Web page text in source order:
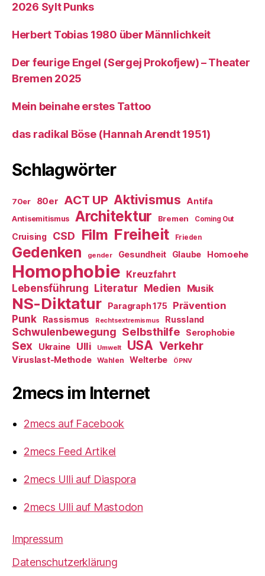
2026 Sylt Punks
Herbert Tobias 1980 über Männlichkeit
Der feurige Engel (Sergej Prokofjew) – Theater
Bremen 2025
Mein beinahe erstes Tattoo
das radikal Böse (Hannah Arendt 1951)
Schlagwörter
70er 80er ACT UP Aktivismus Antifa
Antisemitismus Architektur Bremen Coming Out
Cruising CSD Film Freiheit Frieden
Gedenken gender Gesundheit Glaube Homoehe
Homophobie Kreuzfahrt
Lebensführung Literatur Medien Musik
NS-Diktatur Paragraph 175
Prävention
Punk
Rassismus Rechtsextremismus Russland
Schwulenbewegung Selbsthilfe Serophobie
Sex Ukraine Ulli Umwelt USA Verkehr
Viruslast-Methode Wahlen Welterbe ÖPNV
2mecs im Internet
2mecs auf Facebook
2mecs Feed Artikel
2mecs Ulli auf Diaspora
2mecs Ulli auf Mastodon
Impressum
Datenschutzerklärung